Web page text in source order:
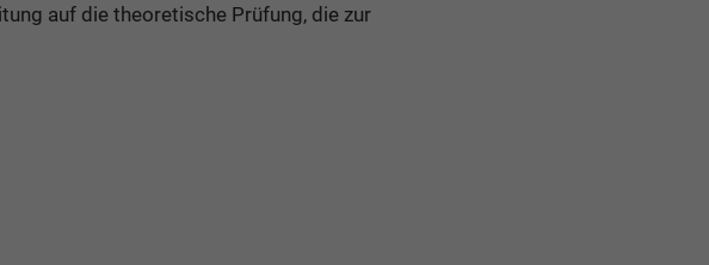
auf die theoretische Prüfung, die zur